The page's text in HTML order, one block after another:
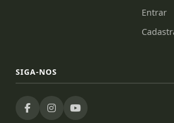
Entrar
SIGA-NOS